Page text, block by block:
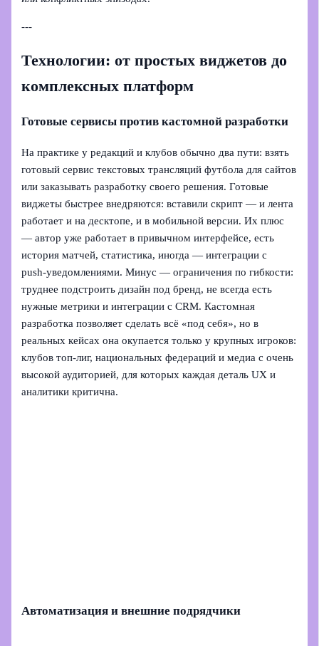
---
Технологии: от простых виджетов до
комплексных платформ
Готовые сервисы против кастомной разработки
На практике у редакций и клубов обычно два пути: взять
готовый сервис текстовых трансляций футбола для сайтов
или заказывать разработку своего решения. Готовые
виджеты быстрее внедряются: вставили скрипт — и лента
работает и на десктопе, и в мобильной версии. Их плюс
— автор уже работает в привычном интерфейсе, есть
история матчей, статистика, иногда — интеграции с
push‑уведомлениями. Минус — ограничения по гибкости:
труднее подстроить дизайн под бренд, не всегда есть
нужные метрики и интеграции с CRM. Кастомная
разработка позволяет сделать всё «под себя», но в
реальных кейсах она окупается только у крупных игроков:
клубов топ‑лиг, национальных федераций и медиа с очень
высокой аудиторией, для которых каждая деталь UX и
аналитики критична.
Автоматизация и внешние подрядчики